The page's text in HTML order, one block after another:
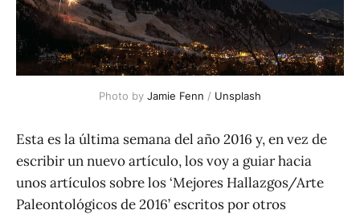
Photo by Jamie Fenn / Unsplash
Esta es la última semana del año 2016 y, en vez de
escribir un nuevo artículo, los voy a guiar hacia
unos artículos sobre los ‘Mejores Hallazgos/Arte
Paleontológicos de 2016’ escritos por otros